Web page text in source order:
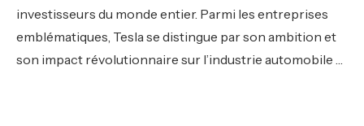
investisseurs du monde entier. Parmi les entreprises
emblématiques, Tesla se distingue par son ambition et
son impact révolutionnaire sur l’industrie automobile …